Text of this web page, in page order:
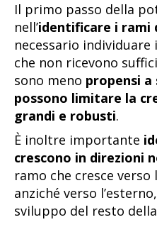
Il primo passo della
nell’identificare i rami
necessario
che non ricevono
sono meno propensi a
possono limitare la
grandi e robusti.
È inoltre importante
crescono in direzioni
ramo che cresce
anziché verso
sviluppo del resto